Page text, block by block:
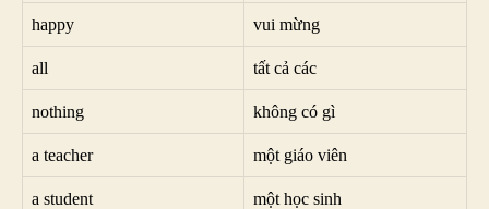
happy vui mừng
all tất cả các
nothing không có gì
a teacher một giáo viên
a student một học sinh